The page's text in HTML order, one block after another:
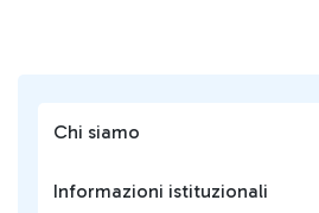
Chi siamo
Informazioni istituzionali